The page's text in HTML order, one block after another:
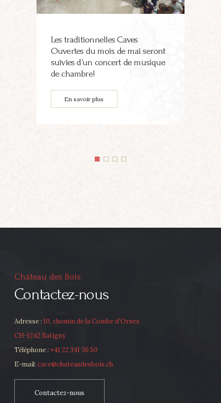
Les traditionnelles Caves
Ouvertes du mois de mai seront
suivies d’un concert de musique
de chambre!
En savoir plus
Château des Bois
Contactez-nous
Adresse : 10, chemin de la Combe d’Ornex
CH-1242 Satigny
Téléphone : +41 22 341 30 50
E-mail: cave@chateaudesbois.ch
Contactez-nous